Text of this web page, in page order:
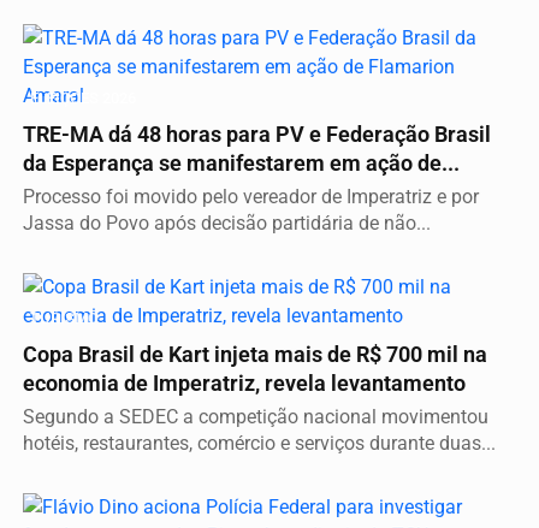
ELEIÇÕES 2026
TRE-MA dá 48 horas para PV e Federação Brasil
da Esperança se manifestarem em ação de...
Processo foi movido pelo vereador de Imperatriz e por
Jassa do Povo após decisão partidária de não...
TURISMO
Copa Brasil de Kart injeta mais de R$ 700 mil na
economia de Imperatriz, revela levantamento
Segundo a SEDEC a competição nacional movimentou
hotéis, restaurantes, comércio e serviços durante duas...